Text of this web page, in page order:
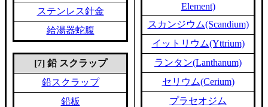
ステンレス針金
給湯器蛇腹
[7] 鉛 スクラップ
鉛スクラップ
鉛板
Element)
スカンジウム(Scandium)
イットリウム(Yttrium)
ランタン(Lanthanum)
セリウム(Cerium)
プラセオジム